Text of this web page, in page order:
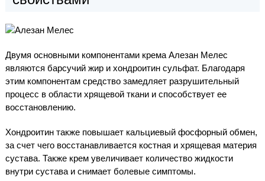
Двумя основными компонентами крема Алезан Мелес
являются барсучий жир и хондроитин сульфат. Благодаря
этим компонентам средство замедляет разрушительный
процесс в области хрящевой ткани и способствует ее
восстановлению.
Хондроитин также повышает кальциевый фосфорный обмен,
за счет чего восстанавливается костная и хрящевая материя
сустава. Также крем увеличивает количество жидкости
внутри сустава и снимает болевые симптомы.